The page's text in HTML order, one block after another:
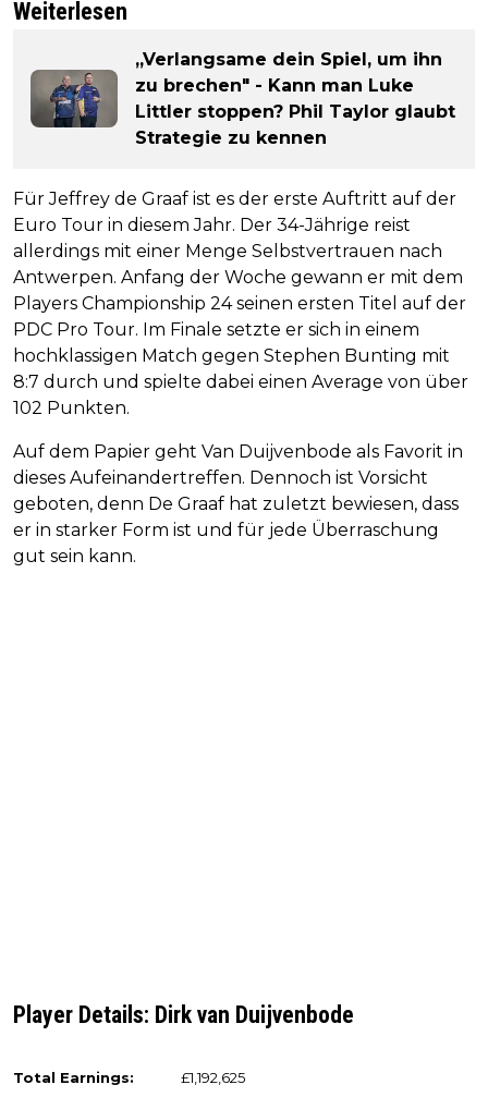
Weiterlesen
„Verlangsame dein Spiel, um ihn
zu brechen" - Kann man Luke
Littler stoppen? Phil Taylor glaubt
Strategie zu kennen
Für Jeffrey de Graaf ist es der erste Auftritt auf der
Euro Tour in diesem Jahr. Der 34-Jährige reist
allerdings mit einer Menge Selbstvertrauen nach
Antwerpen. Anfang der Woche gewann er mit dem
Players Championship 24 seinen ersten Titel auf der
PDC Pro Tour. Im Finale setzte er sich in einem
hochklassigen Match gegen Stephen Bunting mit
8:7 durch und spielte dabei einen Average von über
102 Punkten.
Auf dem Papier geht Van Duijvenbode als Favorit in
dieses Aufeinandertreffen. Dennoch ist Vorsicht
geboten, denn De Graaf hat zuletzt bewiesen, dass
er in starker Form ist und für jede Überraschung
gut sein kann.
Player Details: Dirk van Duijvenbode
Total Earnings: £1,192,625